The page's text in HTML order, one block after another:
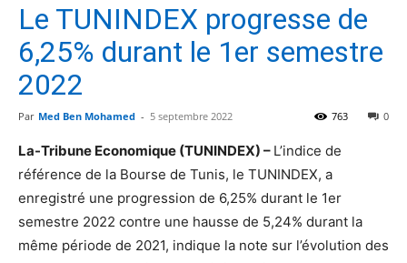
Le TUNINDEX progresse de
6,25% durant le 1er semestre
2022
Par Med Ben Mohamed - 5 septembre 2022 0
763
La-Tribune Economique (TUNINDEX) – L’indice de
référence de la Bourse de Tunis, le TUNINDEX, a
enregistré une progression de 6,25% durant le 1er
semestre 2022 contre une hausse de 5,24% durant la
même période de 2021, indique la note sur l’évolution des